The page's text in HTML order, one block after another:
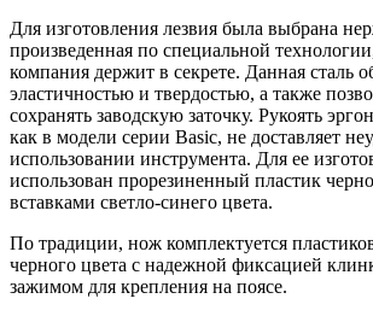
Для изготовления лезвия была выбрана
произведенная по специальной
компания держит в секрете. Данная сталь
эластичностью и твердостью, а также
сохранять заводскую заточку. Рукоять
как в модели серии Basic, не доставляет
использовании инструмента. Для ее
использован прорезиненный пластик
вставками светло-синего цвета.
По традиции, нож комплектуется
черного цвета с надежной фиксацией
зажимом для крепления на поясе.